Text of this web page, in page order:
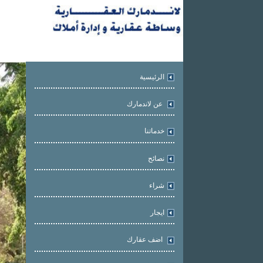
الرئيسية
عن لاندمارك
خدماتنا
نصائح
شراء
ايجار
اضف عقارك